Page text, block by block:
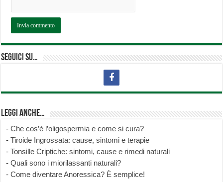
Seguici su…
Leggi anche…
-Che cos’è l’oligospermia e come si cura?
-Tiroide Ingrossata: cause, sintomi e terapie
-Tonsille Criptiche: sintomi, cause e rimedi naturali
-Quali sono i miorilassanti naturali?
-Come diventare Anoressica? È semplice!